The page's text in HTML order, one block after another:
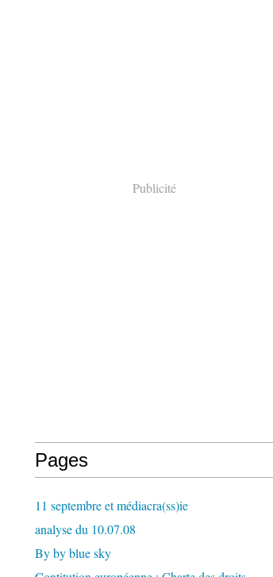
Publicité
Pages
11 septembre et médiacra(ss)ie
analyse du 10.07.08
By by blue sky